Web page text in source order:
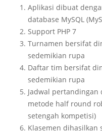
Aplikasi dibuat
database MySQL
Support PHP 7
Turnamen bersifat
sedemikian rupa
Daftar tim bersifat
sedemikian rupa
Jadwal
metode half round
setengah kompetisi)
Klasemen dihasilkan